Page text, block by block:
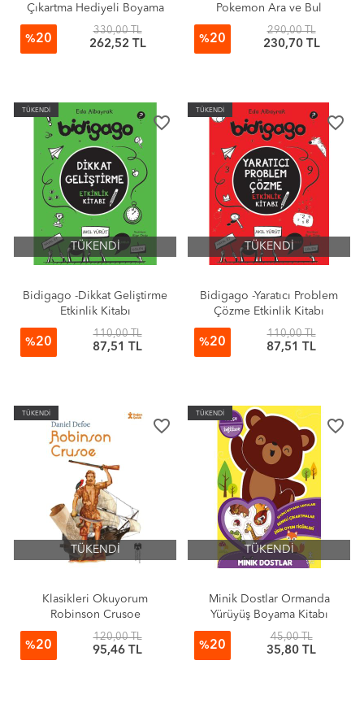
Çıkartma Hediyeli Boyama
Albümü
%20
330,00 TL
262,52 TL
Pokemon Ara ve Bul
Boyamalarım
%20
290,00 TL
230,70 TL
TÜKENDİ
favorite_border
TÜKENDİ
Bidigago -Dikkat Geliştirme
Etkinlik Kitabı
%20
110,00 TL
87,51 TL
TÜKENDİ
favorite_border
TÜKENDİ
Bidigago -Yaratıcı Problem
Çözme Etkinlik Kitabı
%20
110,00 TL
87,51 TL
TÜKENDİ
favorite_border
TÜKENDİ
Klasikleri Okuyorum
Robinson Crusoe
%20
120,00 TL
95,46 TL
TÜKENDİ
favorite_border
TÜKENDİ
Minik Dostlar Ormanda
Yürüyüş Boyama Kitabı
%20
45,00 TL
35,80 TL